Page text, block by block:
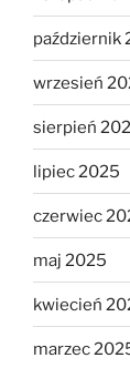
październik
wrzesień
sierpień
lipiec 2025
czerwiec
maj 2025
kwiecień
marzec